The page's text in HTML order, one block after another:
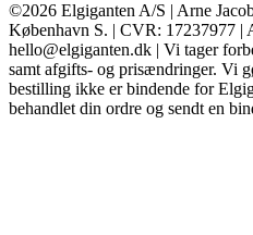
©2026 Elgiganten A/S | Arne
København S. | CVR: 17237977 |
hello@elgiganten.dk | Vi tager
samt afgifts- og prisændringer. Vi
bestilling ikke er bindende for
behandlet din ordre og sendt en